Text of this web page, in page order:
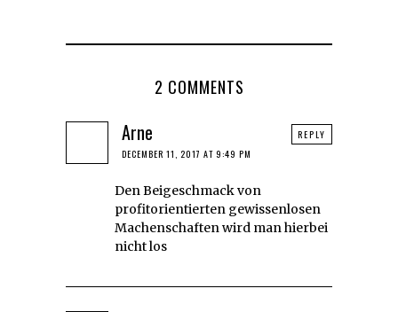
2 COMMENTS
Arne
DECEMBER 11, 2017 AT 9:49 PM
Den Beigeschmack von
profitorientierten gewissenlosen
Machenschaften wird man hierbei
nicht los
REPLY